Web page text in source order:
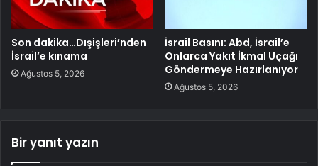
Son dakika…Dışişleri’nden
İsrail’e kınama
Ağustos 5, 2026
İsrail Basını: Abd, İsrail’e
Onlarca Yakıt İkmal Uçağı
Göndermeye Hazırlanıyor
Ağustos 5, 2026
Bir yanıt yazın